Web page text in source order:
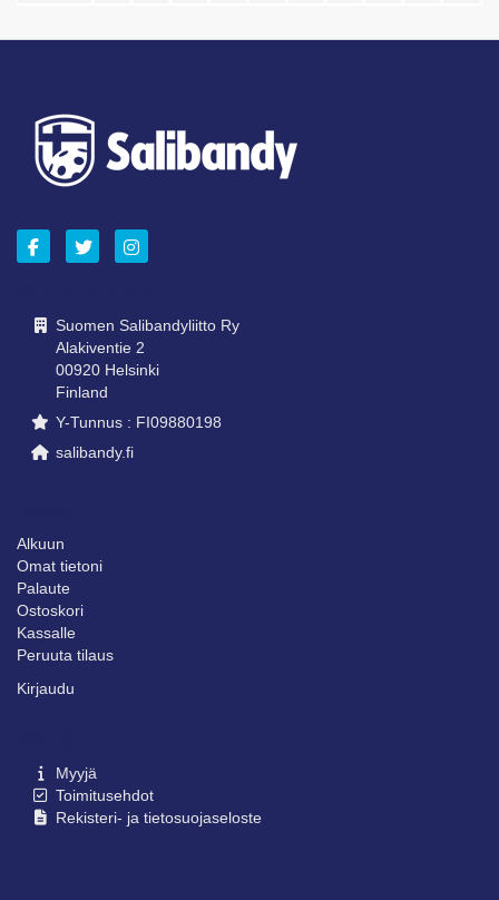
Suomen Salibandyliitto Ry
Alakiventie 2
00920 Helsinki
Finland
Y-Tunnus : FI09880198
salibandy.fi
Alkuun
Omat tietoni
Palaute
Ostoskori
Kassalle
Peruuta tilaus
Kirjaudu
Myyjä
Toimitusehdot
Rekisteri- ja tietosuojaseloste